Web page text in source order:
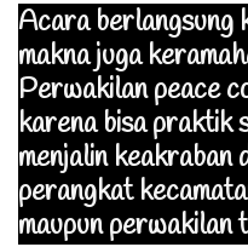
Acara berlangsung
makna juga
Perwakilan peace
karena bisa praktik
menjalin keakraban
perangkat
maupun perwakilan